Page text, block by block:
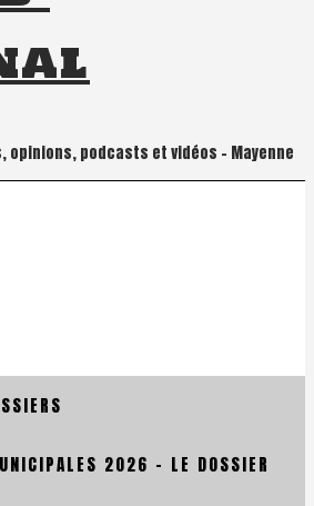
podcasts et vidéos – Mayenne
2026 – LE DOSSIER